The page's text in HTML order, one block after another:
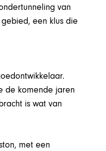
van
een klus die
de komende jaren
is wat van
met een